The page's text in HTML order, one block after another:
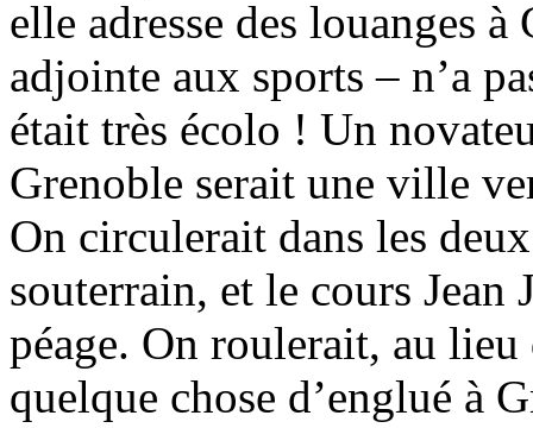
elle adresse des louanges
adjointe aux sports – n’a
était très écolo ! Un
Grenoble serait une ville
On circulerait dans les
souterrain, et le cours Jean
péage. On roulerait, au
quelque chose d’englué à